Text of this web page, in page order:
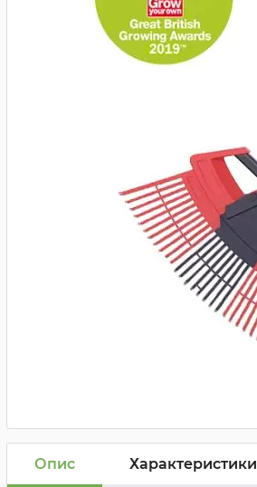
Опис Характеристики